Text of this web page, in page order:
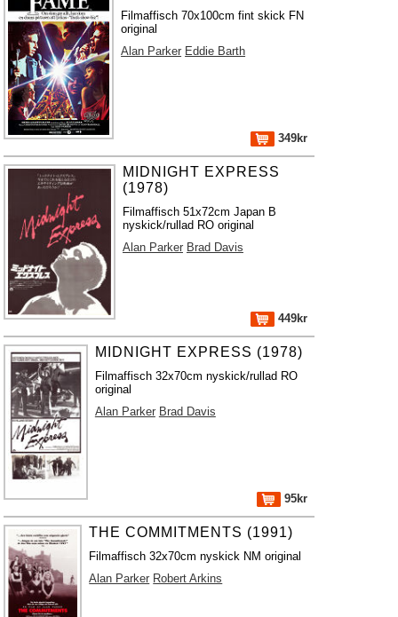
Filmaffisch 70x100cm fint skick FN
original
Alan Parker Eddie Barth
349kr
MIDNIGHT EXPRESS
(1978)
Filmaffisch 51x72cm Japan B
nyskick/rullad RO original
Alan Parker Brad Davis
449kr
MIDNIGHT EXPRESS (1978)
Filmaffisch 32x70cm nyskick/rullad RO
original
Alan Parker Brad Davis
95kr
THE COMMITMENTS (1991)
Filmaffisch 32x70cm nyskick NM original
Alan Parker Robert Arkins